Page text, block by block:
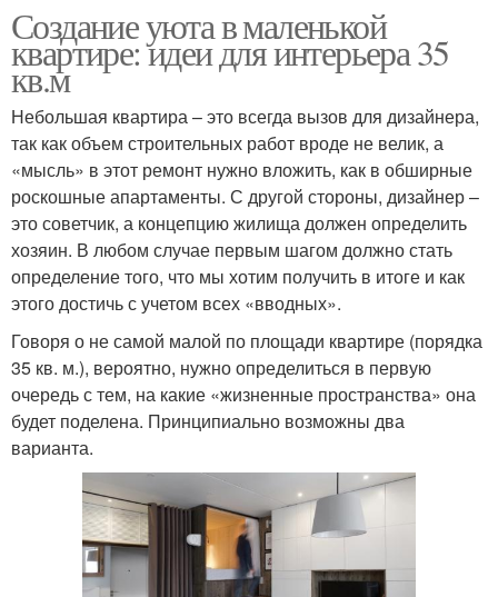
Создание уюта в маленькой
квартире: идеи для интерьера 35
кв.м
Небольшая квартира – это всегда вызов для дизайнера,
так как объем строительных работ вроде не велик, а
«мысль» в этот ремонт нужно вложить, как в обширные
роскошные апартаменты. С другой стороны, дизайнер –
это советчик, а концепцию жилища должен определить
хозяин. В любом случае первым шагом должно стать
определение того, что мы хотим получить в итоге и как
этого достичь с учетом всех «вводных».
Говоря о не самой малой по площади квартире (порядка
35 кв. м.), вероятно, нужно определиться в первую
очередь с тем, на какие «жизненные пространства» она
будет поделена. Принципиально возможны два
варианта.